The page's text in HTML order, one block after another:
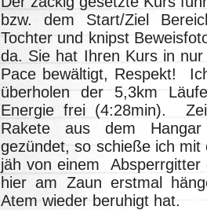
bzw. dem Start/Ziel
Tochter und knipst
da. Sie hat Ihren Kurs in
Pace bewältigt, Respekt!
überholen der 5,3km
Energie frei (4:28min).
Rakete aus dem
gezündet, so schieße ich
jäh von einem Absperrgitter
hier am Zaun erstmal
Atem wieder beruhigt hat.